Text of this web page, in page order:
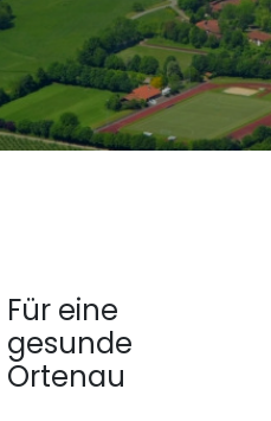
Für eine
gesunde
Ortenau